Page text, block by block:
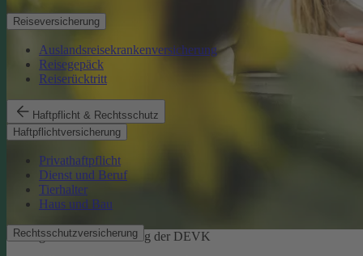
Reiseversicherung
Auslandsreisekrankenversicherung
Reisegepäck
Reiserücktritt
Haftpflicht & Rechtsschutz
Haftpflichtversicherung
Privathaftpflicht
Dienst und Beruf
Tierhalter
Haus und Bau
Rechtsschutzversicherung
Ökologische Verantwortung der DEVK